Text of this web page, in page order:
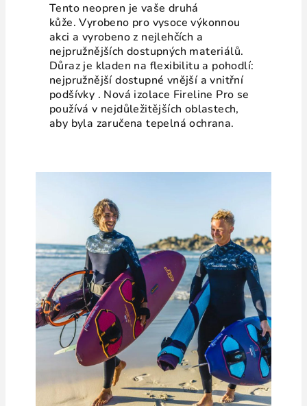
Tento neopren je vaše druhá
kůže. Vyrobeno pro vysoce výkonnou
akci a vyrobeno z nejlehčích a
nejpružnějších dostupných materiálů.
Důraz je kladen na flexibilitu a pohodlí:
nejpružnější dostupné vnější a vnitřní
podšívky . Nová izolace Fireline Pro se
používá v nejdůležitějších oblastech,
aby byla zaručena tepelná ochrana.